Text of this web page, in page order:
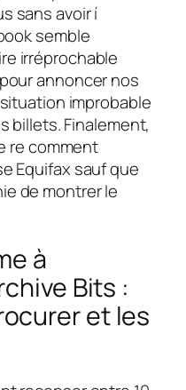
sans avoir í
semble
irréprochable
annoncer nos
improbable
billets. Finalement,
re comment
Equifax sauf que
de montrer le
à
Bits :
et les